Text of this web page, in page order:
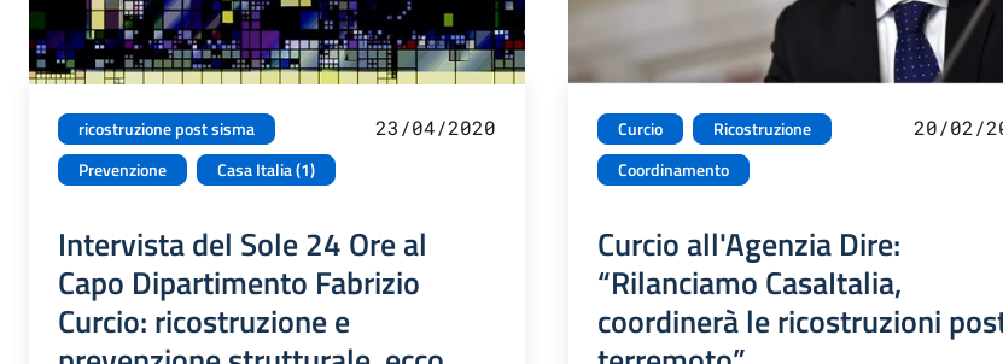
ricostruzione post sisma
Prevenzione
Casa Italia (1)
23/04/2020
Intervista del Sole 24 Ore al
Capo Dipartimento Fabrizio
Curcio: ricostruzione e
Curcio
Ricostruzione
Coordinamento
20/02/
Curcio all'Agenzia Dire:
“Rilanciamo CasaItalia,
coordinerà le ricostruzioni